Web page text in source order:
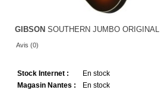
GIBSON SOUTHERN JUMBO ORIGINAL
Avis (0)
Stock Internet :
En stock
Magasin Nantes :
En stock